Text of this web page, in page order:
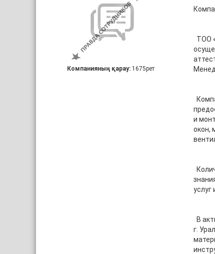
Компанияның қарау: 1675рет
ТОО
и
окон,
услуг
В
г.